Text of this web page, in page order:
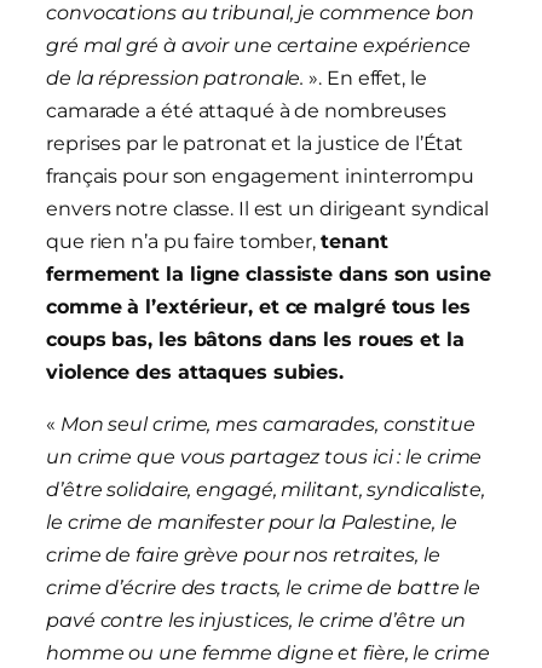
convocations au tribunal, je commence bon
gré mal gré à avoir une certaine expérience
de la répression patronale. ». En effet, le
camarade a été attaqué à de nombreuses
reprises par le patronat et la justice de l’État
français pour son engagement ininterrompu
envers notre classe. Il est un dirigeant syndical
que rien n’a pu faire tomber, tenant
fermement la ligne classiste dans son usine
comme à l’extérieur, et ce malgré tous les
coups bas, les bâtons dans les roues et la
violence des attaques subies.
« Mon seul crime, mes camarades, constitue
un crime que vous partagez tous ici : le crime
d’être solidaire, engagé, militant, syndicaliste,
le crime de manifester pour la Palestine, le
crime de faire grève pour nos retraites, le
crime d’écrire des tracts, le crime de battre le
pavé contre les injustices, le crime d’être un
homme ou une femme digne et fière, le crime